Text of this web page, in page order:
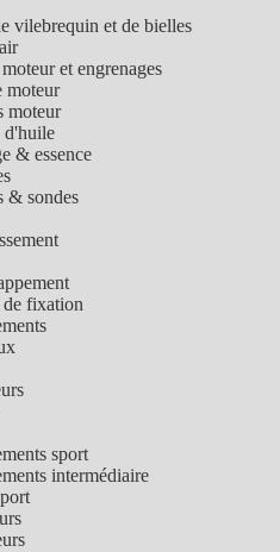
vilebrequin et de bielles
et engrenages
moteur
moteur
d'huile
& essence
& sondes
fixation
sport
intermédiaire